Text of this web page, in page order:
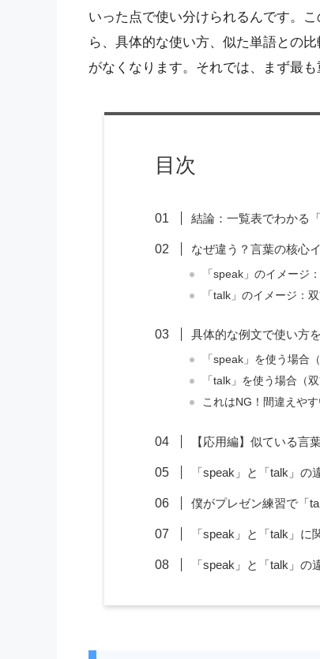
いった点で使い分けられるんです。
ら、具体的な使い方、似た単語との
がなくなります。それでは、まず最
目次
結論：一覧表でわかる
なぜ違う？言葉の核心
「speak」のイメージ
「talk」のイメージ：
具体的な例文で使い方
「speak」を使う場合
「talk」を使う場合（
これはNG！間違えや
【応用編】似ている言
「speak」と「talk」の
僕がプレゼン練習で「
「speak」と「talk」に
「speak」と「talk」の